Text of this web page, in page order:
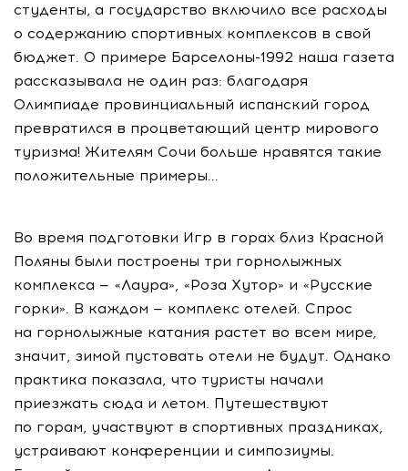
студенты, а государство включило все расходы
о содержанию спортивных комплексов в свой
бюджет. О примере Барселоны-1992 наша газета
рассказывала не один раз: благодаря
Олимпиаде провинциальный испанский город
превратился в процветающий центр мирового
туризма! Жителям Сочи больше нравятся такие
положительные примеры...
Во время подготовки Игр в горах близ Красной
Поляны были построены три горнолыжных
комплекса — «Лаура», «Роза Хутор» и «Русские
горки». В каждом — комплекс отелей. Спрос
на горнолыжные катания растет во всем мире,
значит, зимой пустовать отели не будут. Однако
практика показала, что туристы начали
приезжать сюда и летом. Путешествуют
по горам, участвуют в спортивных праздниках,
устраивают конференции и симпозиумы.